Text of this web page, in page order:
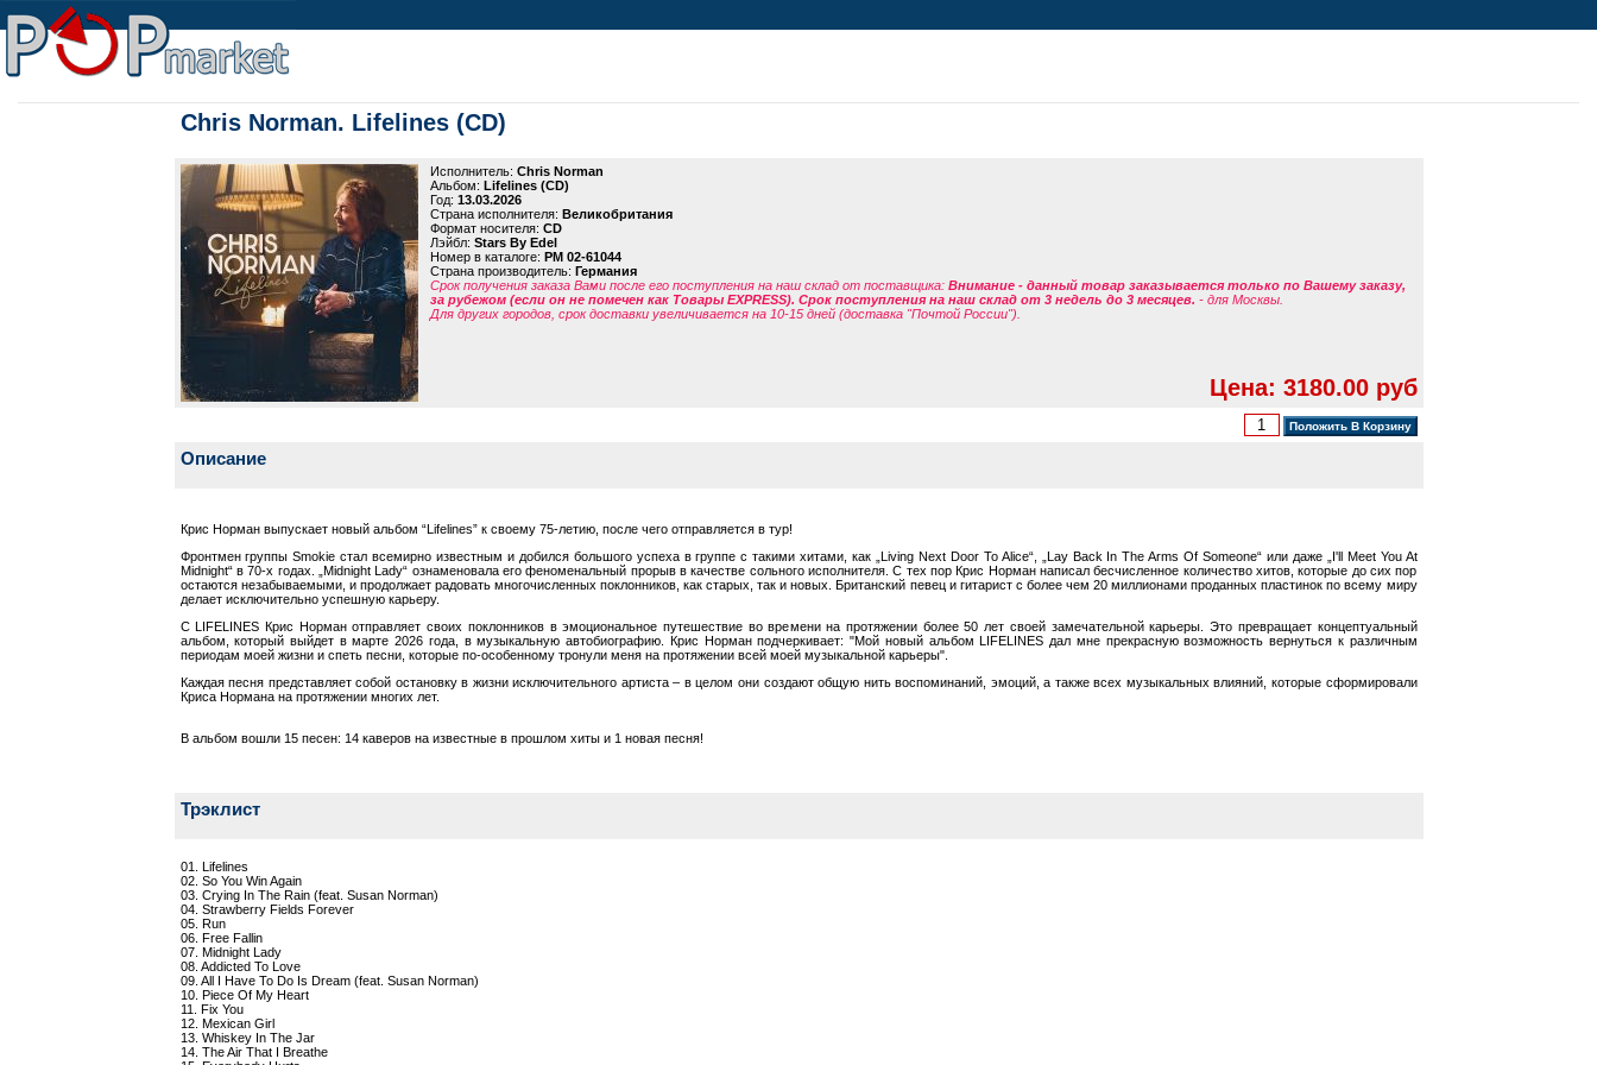
Chris Norman. Lifelines (CD)
Исполнитель: Chris Norman
Альбом: Lifelines (CD)
Год: 13.03.2026
Страна исполнителя: Великобритания
Формат носителя: CD
Лэйбл: Stars By Edel
Номер в каталоге: PM 02-61044
Страна производитель: Германия
Срок получения заказа Вами после его поступления на наш склад от поставщика: Внимание - данный товар заказывается только по Вашему заказу,
за рубежом (если он не помечен как Товары EXPRESS). Срок поступления на наш склад от 3 недель до 3 месяцев. - для Москвы.
Для других городов, срок доставки увеличивается на 10-15 дней (доставка "Почтой России").
Цена: 3180.00 руб
Описание
Крис Норман выпускает новый альбом “Lifelines” к своему 75-летию, после чего отправляется в тур!
Фронтмен группы Smokie стал всемирно известным и добился большого успеха в группе с такими хитами, как „Living Next Door To Alice“, „Lay Back In The Arms Of Someone“ или даже „I'll Meet You At
Midnight“ в 70-х годах. „Midnight Lady“ ознаменовала его феноменальный прорыв в качестве сольного исполнителя. С тех пор Крис Норман написал бесчисленное количество хитов, которые до сих пор
остаются незабываемыми, и продолжает радовать многочисленных поклонников, как старых, так и новых. Британский певец и гитарист с более чем 20 миллионами проданных пластинок по всему миру
делает исключительно успешную карьеру.
С LIFELINES Крис Норман отправляет своих поклонников в эмоциональное путешествие во времени на протяжении более 50 лет своей замечательной карьеры. Это превращает концептуальный
альбом, который выйдет в марте 2026 года, в музыкальную автобиографию. Крис Норман подчеркивает: "Мой новый альбом LIFELINES дал мне прекрасную возможность вернуться к различным
периодам моей жизни и спеть песни, которые по-особенному тронули меня на протяжении всей моей музыкальной карьеры".
Каждая песня представляет собой остановку в жизни исключительного артиста – в целом они создают общую нить воспоминаний, эмоций, а также всех музыкальных влияний, которые сформировали
Криса Нормана на протяжении многих лет.
В альбом вошли 15 песен: 14 каверов на известные в прошлом хиты и 1 новая песня!
Трэклист
01. Lifelines
02. So You Win Again
03. Crying In The Rain (feat. Susan Norman)
04. Strawberry Fields Forever
05. Run
06. Free Fallin
07. Midnight Lady
08. Addicted To Love
09. All I Have To Do Is Dream (feat. Susan Norman)
10. Piece Of My Heart
11. Fix You
12. Mexican Girl
13. Whiskey In The Jar
14. The Air That I Breathe